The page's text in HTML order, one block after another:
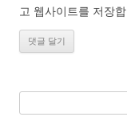
고 웹사이트를 저장합
색: